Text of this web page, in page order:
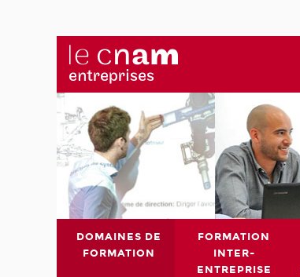
DOMAINES DE
FORMATION
FORMATION
INTER-
ENTREPRISE